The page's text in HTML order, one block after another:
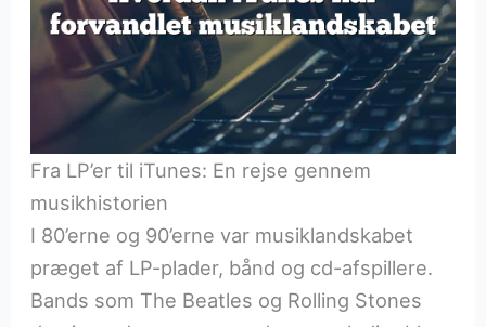
Fra LP’er til iTunes: En rejse gennem
musikhistorien
I 80’erne og 90’erne var musiklandskabet
præget af LP-plader, bånd og cd-afspillere.
Bands som The Beatles og Rolling Stones